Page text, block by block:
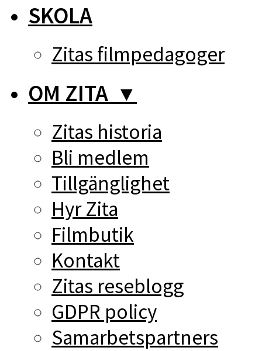
SKOLA
Zitas filmpedagoger
OM ZITA ▼
Zitas historia
Bli medlem
Tillgänglighet
Hyr Zita
Filmbutik
Kontakt
Zitas reseblogg
GDPR policy
Samarbetspartners